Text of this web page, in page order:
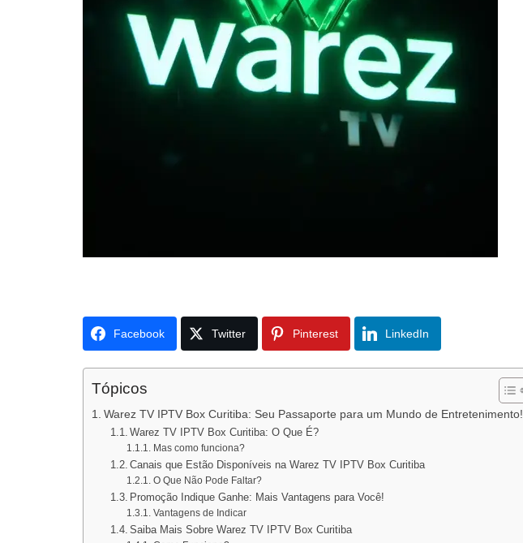
Facebook Twitter Pinterest LinkedIn
Tópicos
Warez TV IPTV Box Curitiba: Seu Passaporte para um Mundo de Entretenimento!
Warez TV IPTV Box Curitiba: O Que É?
Mas como funciona?
Canais que Estão Disponíveis na Warez TV IPTV Box Curitiba
O Que Não Pode Faltar?
Promoção Indique Ganhe: Mais Vantagens para Você!
Vantagens de Indicar
Saiba Mais Sobre Warez TV IPTV Box Curitiba